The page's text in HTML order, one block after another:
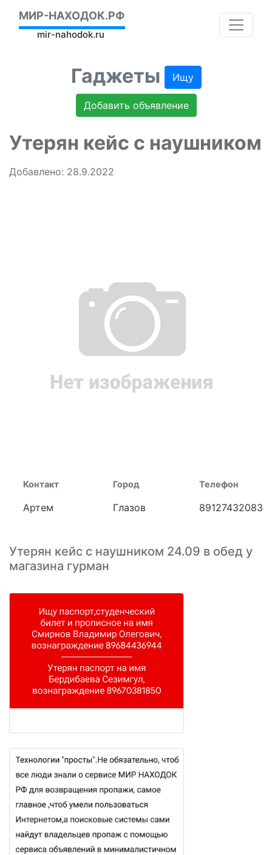
МИР-НАХОДОК.РФ
mir-nahodok.ru
Гаджеты Ищу
Добавить объявление
Утерян кейс с наушником
Добавлено: 28.9.2022
Контакт
Артем
Город
Глазов
Телефон
89127432083
Утерян кейс с наушником 24.09 в обед у
магазина гурман